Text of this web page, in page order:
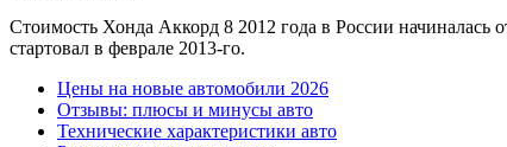
Стоимость Хонда Аккорд 8 2012 года в России начиналась
стартовал в феврале 2013-го.
Цены на новые автомобили 2026
Отзывы: плюсы и минусы авто
Технические характеристики авто